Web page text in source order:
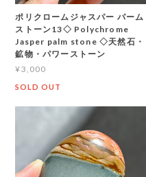
ポリクロームジャスパー パーム
ストーン13◇ Polychrome
Jasper palm stone ◇天然石・
鉱物・パワーストーン
¥3,000
SOLD OUT